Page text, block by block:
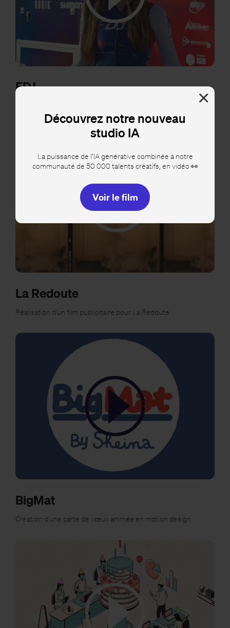
Découvrez notre nouveau
studio IA
La puissance de l’IA générative combinée à notre
communauté de 50 000 talents créatifs, en vidéo 👀
Voir le film
×
FDJ
Réalisation de vidéos et interviews pour la Française Des Jeux.
La Redoute
Réalisation d'un film publicitaire pour La Redoute
BigMat
Création d'une carte de vœux animée en motion design